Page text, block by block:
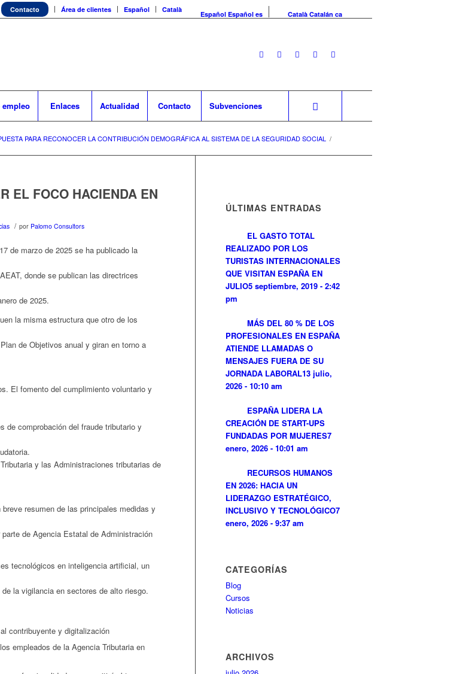
Contacto Área de clientes Español Català
Español Español es Català Catalán ca
empleo Enlaces Actualidad Contacto Subvenciones
PARA RECONOCER LA CONTRIBUCIÓN DEMOGRÁFICA AL SISTEMA DE LA SEGURIDAD SOCIAL
/
EL FOCO HACIENDA EN
/ por Palomo Consultors
de marzo de 2025 se ha publicado la
donde se publican las directrices
de 2025.
la misma estructura que otro de los
de Objetivos anual y giran en torno a
El fomento del cumplimiento voluntario y
de comprobación del fraude tributario y
y las Administraciones tributarias de
resumen de las principales medidas y
de Agencia Estatal de Administración
tecnológicos en inteligencia artificial, un
la vigilancia en sectores de alto riesgo.
contribuyente y digitalización
empleados de la Agencia Tributaria en
ÚLTIMAS ENTRADAS
EL GASTO TOTAL
REALIZADO POR LOS
TURISTAS INTERNACIONALES
QUE VISITAN ESPAÑA EN
JULIO5 septiembre, 2019 - 2:42
pm
MÁS DEL 80 % DE LOS
PROFESIONALES EN ESPAÑA
ATIENDE LLAMADAS O
MENSAJES FUERA DE SU
JORNADA LABORAL13 julio,
2026 - 10:10 am
ESPAÑA LIDERA LA
CREACIÓN DE START-UPS
FUNDADAS POR MUJERES7
enero, 2026 - 10:01 am
RECURSOS HUMANOS
EN 2026: HACIA UN
LIDERAZGO ESTRATÉGICO,
INCLUSIVO Y TECNOLÓGICO7
enero, 2026 - 9:37 am
CATEGORÍAS
Blog
Cursos
Noticias
ARCHIVOS